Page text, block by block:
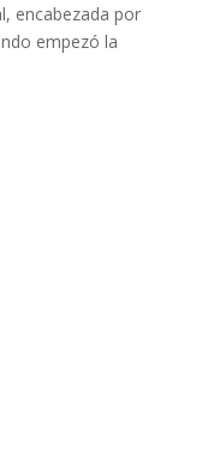
encabezada por
empezó la